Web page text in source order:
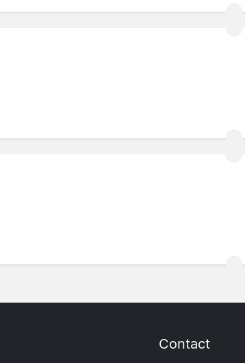
Contact